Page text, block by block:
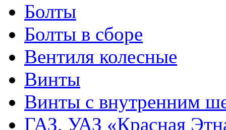
Болты
Болты в сборе
Вентиля колесные
Винты
Винты с внутренним
ГАЗ, УАЗ «Красная